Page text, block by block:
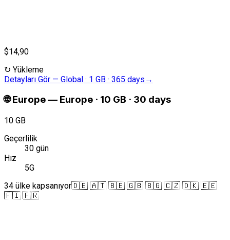
$14,90
↻ Yükleme
Detayları Gör — Global · 1 GB · 365 days →
🌐 Europe— Europe · 10 GB · 30 days
10 GB
Geçerlilik
30 gün
Hız
5G
34 ülke kapsanıyor🇩🇪 🇦🇹 🇧🇪 🇬🇧 🇧🇬 🇨🇿 🇩🇰 🇪🇪
🇫🇮 🇫🇷